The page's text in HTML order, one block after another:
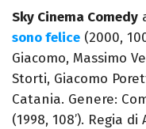
Sky Cinema Comedy
sono felice (2000,
Giacomo, Massimo
Storti, Giacomo
Catania. Genere:
(1998, 108’). Regia